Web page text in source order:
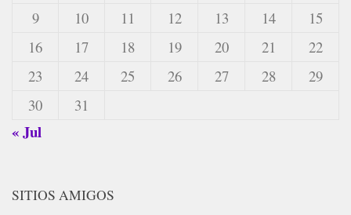
9
10 11 12 13 14
15
16
17 18 19 20 21
22
23
24 25 26 27 28
29
30
31
« Jul
SITIOS AMIGOS